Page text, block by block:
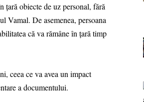
obiecte de uz personal, fără
Vamal. De asemenea, persoana
că va rămâne în țară timp
ceea ce va avea un impact
a documentului.